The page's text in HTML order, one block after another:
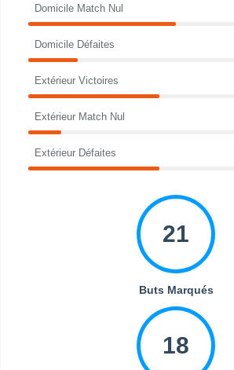
Domicile Match Nul
Domicile Défaites
Extérieur Victoires
Extérieur Match Nul
Extérieur Défaites
21
Buts Marqués
18